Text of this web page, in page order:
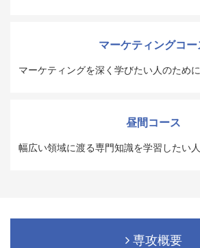
マーケティングコー
マーケティングを深く学びたい人のために
昼間コース
幅広い領域に渡る専門知識を学習したい
専攻概要